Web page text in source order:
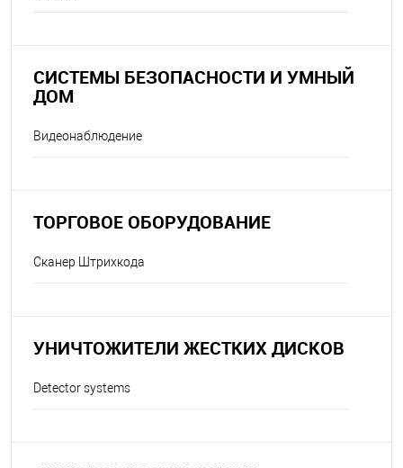
СИСТЕМЫ БЕЗОПАСНОСТИ И УМНЫЙ
ДОМ
Видеонаблюдение
ТОРГОВОЕ ОБОРУДОВАНИЕ
Сканер Штрихкода
УНИЧТОЖИТЕЛИ ЖЕСТКИХ ДИСКОВ
Detector systems